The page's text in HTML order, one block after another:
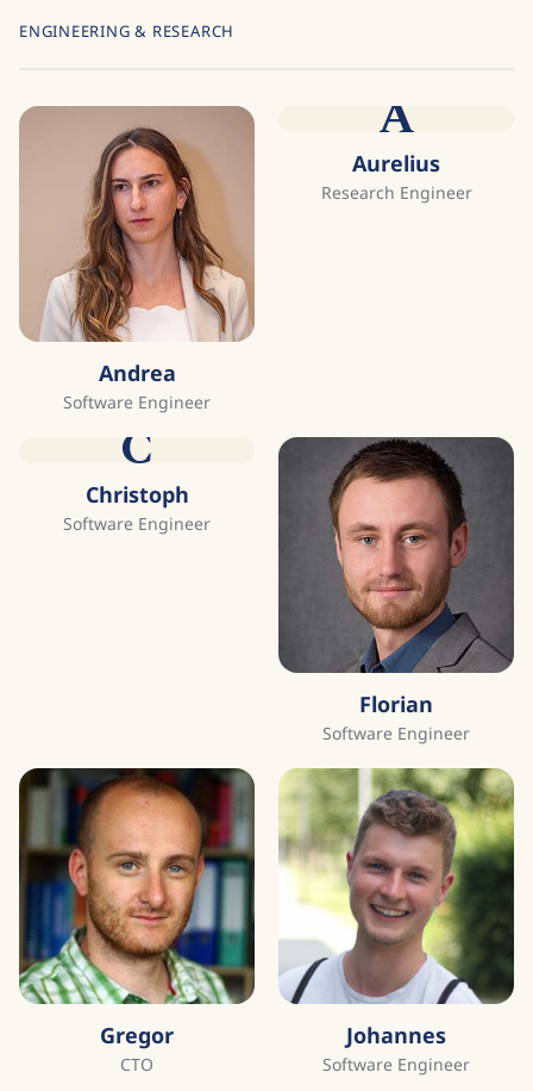
ENGINEERING & RESEARCH
Andrea
Software Engineer
A
Aurelius
Research Engineer
C
Christoph
Software Engineer
Florian
Software Engineer
Gregor
CTO
Johannes
Software Engineer